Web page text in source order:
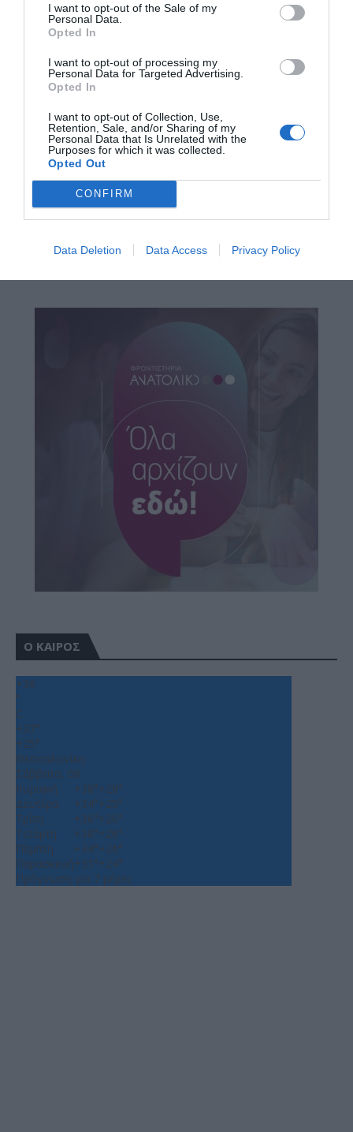
I want to opt-out of the Sale of my
Personal Data.
Opted In
I want to opt-out of processing my
Personal Data for Targeted Advertising.
Opted In
I want to opt-out of Collection, Use,
Retention, Sale, and/or Sharing of my
Personal Data that Is Unrelated with the
Purposes for which it was collected.
Opted Out
CONFIRM
Data Deletion Data Access Privacy Policy
Ο ΚΑΙΡΟΣ
+36
°
C
+37°
+25°
Θεσσαλονίκη
Σάββατο, 08
Κυριακή
+38°+28°
Δευτέρα
+34°+25°
Τρίτη
+36°+26°
Τετάρτη
+38°+26°
Πέμπτη
+34°+26°
Παρασκευή+31°+24°
Πρόγνωση για 7 μέρες